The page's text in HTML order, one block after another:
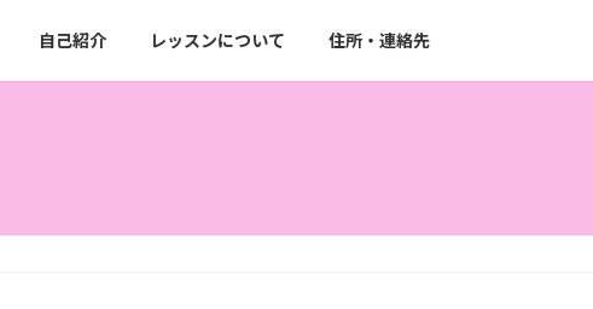
自己紹介 レッスンについて 住所・連絡先